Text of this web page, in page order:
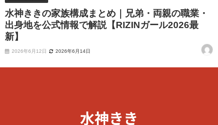
水神ききの家族構成まとめ｜兄弟・両親の職業・
出身地を公式情報で解説【RIZINガール2026最
新】
2026年6月12日 2026年6月14日